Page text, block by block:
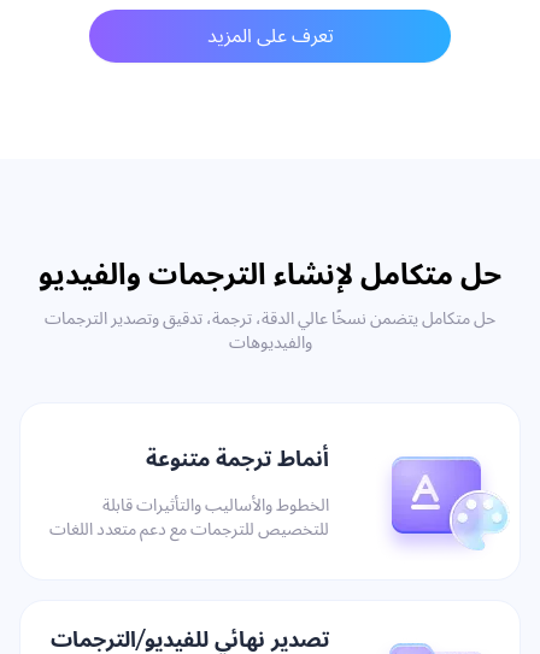
تعرف على المزيد
حل متكامل لإنشاء الترجمات والفيديو
حل متكامل يتضمن نسخًا عالي الدقة، ترجمة، تدقيق وتصدير الترجمات
والفيديوهات
أنماط ترجمة متنوعة
الخطوط والأساليب والتأثيرات قابلة
للتخصيص للترجمات مع دعم متعدد اللغات
تصدير نهائي للفيديو/الترجمات